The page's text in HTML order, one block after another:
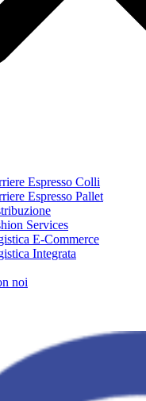
Espresso Colli
Espresso Pallet
Services
E-Commerce
Integrata
noi